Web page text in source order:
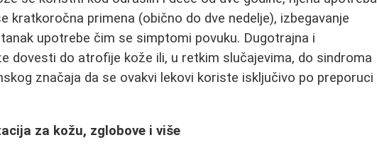
kratkoročna primena (obično do dve nedelje), izbegavanje
upotrebe čim se simptomi povuku. Dugotrajna i
dovesti do atrofije kože ili, u retkim slučajevima, do sindroma
značaja da se ovakvi lekovi koriste isključivo po preporuci
za kožu, zglobove i više